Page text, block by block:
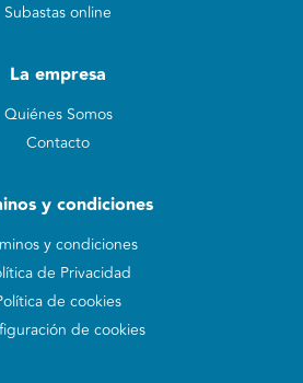
Subastas online
La empresa
Quiénes Somos
Contacto
y condiciones
y condiciones
de Privacidad
de cookies
de cookies